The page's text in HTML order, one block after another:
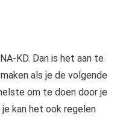
KD. Dan is het aan te
als je de volgende
om te doen door je
kan het ook regelen